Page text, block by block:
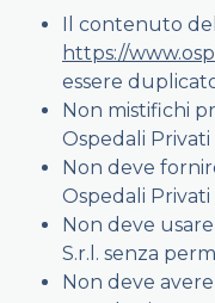
Il contenuto
https://
essere
Non mistifichi
Ospedali Privati
Non deve
Ospedali Privati
Non deve
S.r.l. senza
Non deve